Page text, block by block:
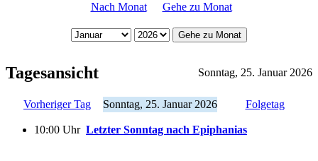
Nach Monat Gehe zu Monat
Gehe zu Monat
Tagesansicht Sonntag, 25. Januar 2026
Vorheriger Tag Sonntag, 25. Januar 2026 Folgetag
10:00 Uhr Letzter Sonntag nach Epiphanias